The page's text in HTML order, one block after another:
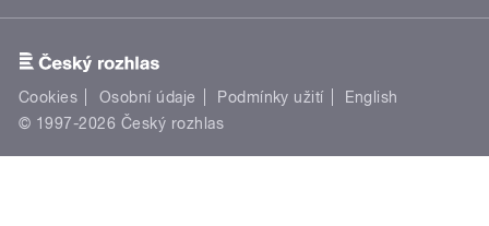
Cookies Osobní údaje Podmínky užití
English
© 1997-2026 Český rozhlas